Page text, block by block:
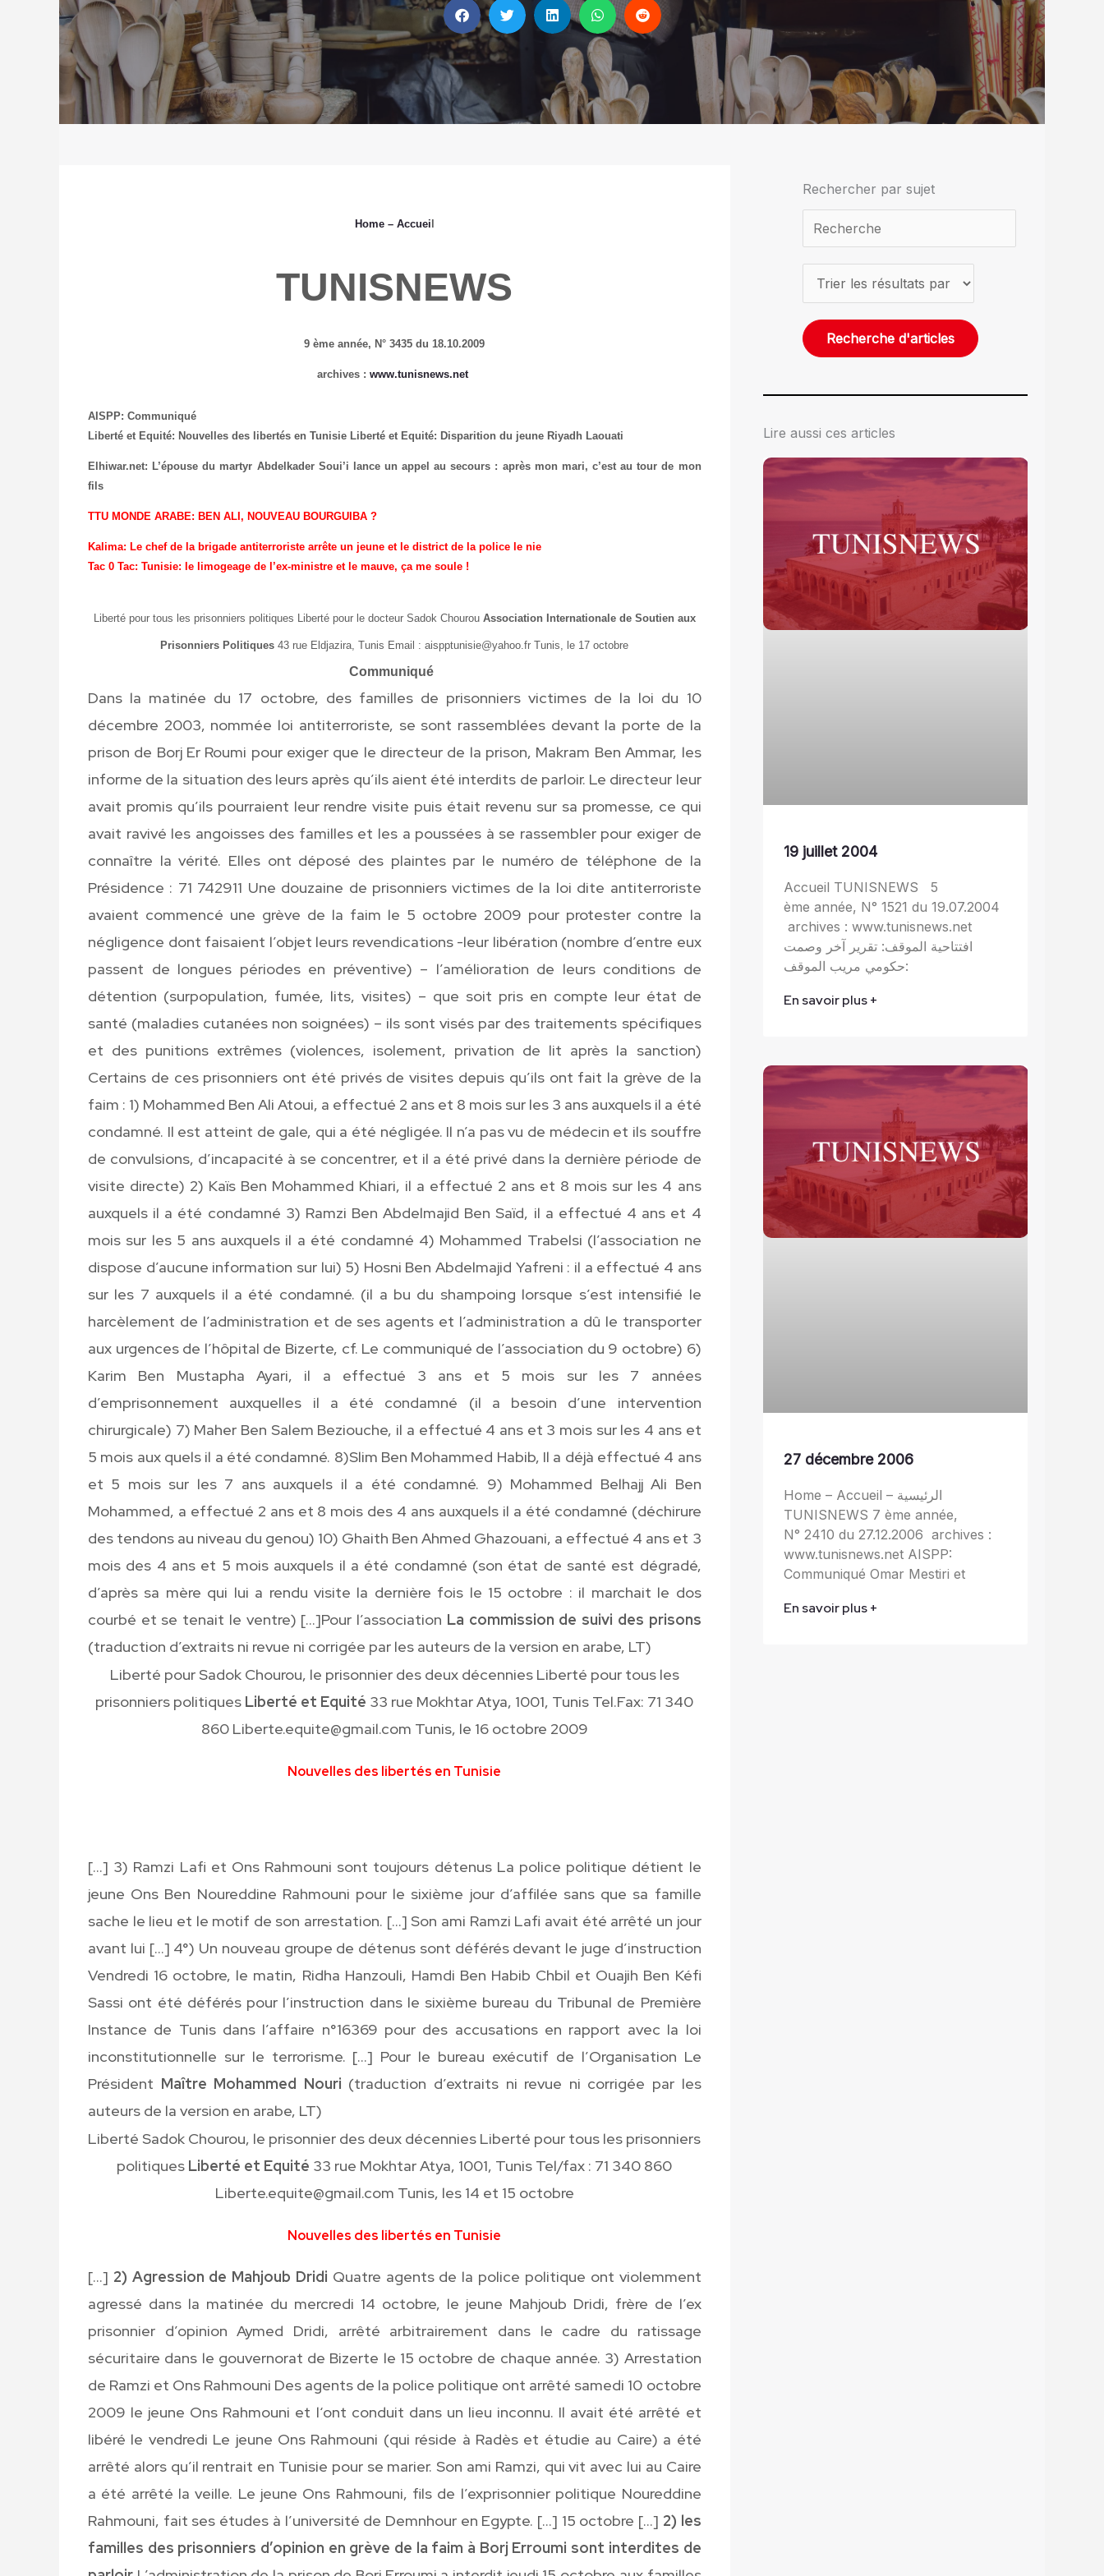
Home– Accuei
TUNISNEWS
9 ème année, N° 3435 du 18.10.2009
archives :www.tunisnews.net
AISPP: Communiqué
Liberté et Equité: Nouvelles des libertés en Tunisie Liberté et Equité: Disparition du jeune Riyadh Laouati
Elhiwar.net: L’épouse du martyr Abdelkader Soui’i lance un appel au secours : après mon mari, c’est au tour de mon
fils
TTU MONDE ARABE: BEN ALI, NOUVEAU BOURGUIBA ?
Kalima: Le chef de la brigade antiterroriste arrête un jeune et le district de la police le nie
Tac 0 Tac: Tunisie: le limogeage de l’ex-ministre et le mauve, ça me soule !
Liberté pour tous les prisonniers politiques Liberté pour le docteur Sadok Chourou Association Internationale de Soutien aux
Prisonniers Politiques43 rue Eldjazira, Tunis Email : aispptunisie@yahoo.fr Tunis, le 17 octobre
Communiqué
Dans la matinée du 17 octobre, des familles de prisonniers victimes de la loi du 10
décembre 2003, nommée loi antiterroriste, se sont rassemblées devant la porte de la
prison de Borj Er Roumi pour exiger que le directeur de la prison, Makram Ben Ammar, les
informe de la situation des leurs après qu’ils aient été interdits de parloir. Le directeur leur
avait promis qu’ils pourraient leur rendre visite puis était revenu sur sa promesse, ce qui
avait ravivé les angoisses des familles et les a poussées à se rassembler pour exiger de
connaître la vérité. Elles ont déposé des plaintes par le numéro de téléphone de la
Présidence : 71 742911 Une douzaine de prisonniers victimes de la loi dite antiterroriste
avaient commencé une grève de la faim le 5 octobre 2009 pour protester contre la
négligence dont faisaient l’objet leurs revendications -leur libération (nombre d’entre eux
passent de longues périodes en préventive) – l’amélioration de leurs conditions de
détention (surpopulation, fumée, lits, visites) – que soit pris en compte leur état de
santé (maladies cutanées non soignées) – ils sont visés par des traitements spécifiques
et des punitions extrêmes (violences, isolement, privation de lit après la sanction)
Certains de ces prisonniers ont été privés de visites depuis qu’ils ont fait la grève de la
faim : 1) Mohammed Ben Ali Atoui, a effectué 2 ans et 8 mois sur les 3 ans auxquels il a été
condamné. Il est atteint de gale, qui a été négligée. Il n’a pas vu de médecin et ils souffre
de convulsions, d’incapacité à se concentrer, et il a été privé dans la dernière période de
visite directe) 2) Kaïs Ben Mohammed Khiari, il a effectué 2 ans et 8 mois sur les 4 ans
auxquels il a été condamné 3) Ramzi Ben Abdelmajid Ben Saïd, il a effectué 4 ans et 4
mois sur les 5 ans auxquels il a été condamné 4) Mohammed Trabelsi (l’association ne
dispose d’aucune information sur lui) 5) Hosni Ben Abdelmajid Yafreni : il a effectué 4 ans
sur les 7 auxquels il a été condamné. (il a bu du shampoing lorsque s’est intensifié le
harcèlement de l’administration et de ses agents et l’administration a dû le transporter
aux urgences de l’hôpital de Bizerte, cf. Le communiqué de l’association du 9 octobre) 6)
Karim Ben Mustapha Ayari, il a effectué 3 ans et 5 mois sur les 7 années
d’emprisonnement auxquelles il a été condamné (il a besoin d’une intervention
chirurgicale) 7) Maher Ben Salem Beziouche, il a effectué 4 ans et 3 mois sur les 4 ans et
5 mois aux quels il a été condamné. 8)Slim Ben Mohammed Habib, Il a déjà effectué 4 ans
et 5 mois sur les 7 ans auxquels il a été condamné. 9) Mohammed Belhajj Ali Ben
Mohammed, a effectué 2 ans et 8 mois des 4 ans auxquels il a été condamné (déchirure
des tendons au niveau du genou) 10) Ghaith Ben Ahmed Ghazouani, a effectué 4 ans et 3
mois des 4 ans et 5 mois auxquels il a été condamné (son état de santé est dégradé,
d’après sa mère qui lui a rendu visite la dernière fois le 15 octobre : il marchait le dos
courbé et se tenait le ventre) […]Pour l’association La commission de suivi des prisons
(traduction d’extraits ni revue ni corrigée par les auteurs de la version en arabe, LT)
Liberté pour Sadok Chourou, le prisonnier des deux décennies Liberté pour tous les
prisonniers politiques Liberté et Equité 33 rue Mokhtar Atya, 1001, Tunis Tel.Fax: 71 340
860 Liberte.equite@gmail.com Tunis, le 16 octobre 2009
Nouvelles des libertés en Tunisie
[…] 3) Ramzi Lafi et Ons Rahmouni sont toujours détenus La police politique détient le
jeune Ons Ben Noureddine Rahmouni pour le sixième jour d’affilée sans que sa famille
sache le lieu et le motif de son arrestation. […] Son ami Ramzi Lafi avait été arrêté un jour
avant lui […] 4°) Un nouveau groupe de détenus sont déférés devant le juge d’instruction
Vendredi 16 octobre, le matin, Ridha Hanzouli, Hamdi Ben Habib Chbil et Ouajih Ben Kéfi
Sassi ont été déférés pour l’instruction dans le sixième bureau du Tribunal de Première
Instance de Tunis dans l’affaire n°16369 pour des accusations en rapport avec la loi
inconstitutionnelle sur le terrorisme. […] Pour le bureau exécutif de l’Organisation Le
Président Maître Mohammed Nouri (traduction d’extraits ni revue ni corrigée par les
auteurs de la version en arabe, LT)
Liberté Sadok Chourou, le prisonnier des deux décennies Liberté pour tous les prisonniers
politiques Liberté et Equité 33 rue Mokhtar Atya, 1001, Tunis Tel/fax : 71 340 860
Liberte.equite@gmail.com Tunis, les 14 et 15 octobre
Nouvelles des libertés en Tunisie
[…] 2) Agression de Mahjoub Dridi Quatre agents de la police politique ont violemment
agressé dans la matinée du mercredi 14 octobre, le jeune Mahjoub Dridi, frère de l’ex
prisonnier d’opinion Aymed Dridi, arrêté arbitrairement dans le cadre du ratissage
sécuritaire dans le gouvernorat de Bizerte le 15 octobre de chaque année. 3) Arrestation
de Ramzi et Ons Rahmouni Des agents de la police politique ont arrêté samedi 10 octobre
2009 le jeune Ons Rahmouni et l‘ont conduit dans un lieu inconnu. Il avait été arrêté et
libéré le vendredi Le jeune Ons Rahmouni (qui réside à Radès et étudie au Caire) a été
arrêté alors qu’il rentrait en Tunisie pour se marier. Son ami Ramzi, qui vit avec lui au Caire
a été arrêté la veille. Le jeune Ons Rahmouni, fils de l’exprisonnier politique Noureddine
Rahmouni, fait ses études à l’université de Demnhour en Egypte. […] 15 octobre […] 2) les
familles des prisonniers d’opinion en grève de la faim à Borj Erroumi sont interdites de
Rechercher par sujet
Lire aussi ces articles
19 juillet 2004
Accueil TUNISNEWS 5
ème année, N° 1521 du 19.07.2004
archives : www.tunisnews.net
افتتاحية الموقف: تقرير آخر وصمت
حكومي مريب الموقف:
En savoir plus +
27 décembre 2006
Home – Accueil – الرئيسية
TUNISNEWS 7 ème année,
N° 2410 du 27.12.2006 archives :
www.tunisnews.net AISPP:
Communiqué Omar Mestiri et
En savoir plus +